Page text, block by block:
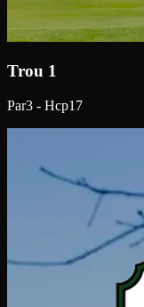
Trou 1
Par3 - Hcp17